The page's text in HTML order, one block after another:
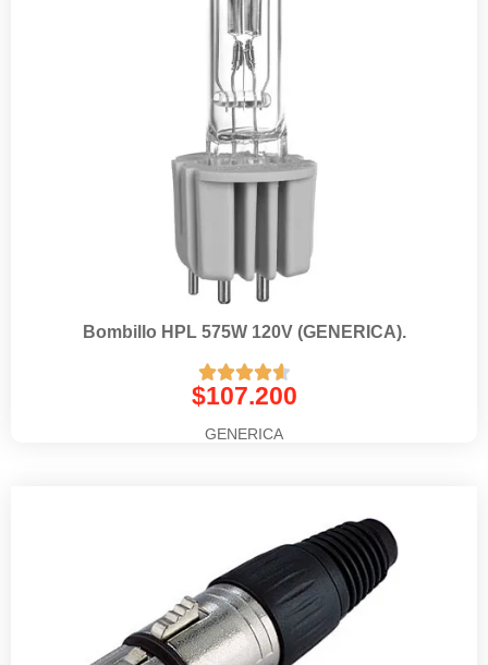
Bombillo HPL 575W 120V (GENERICA).

$107.200
GENERICA